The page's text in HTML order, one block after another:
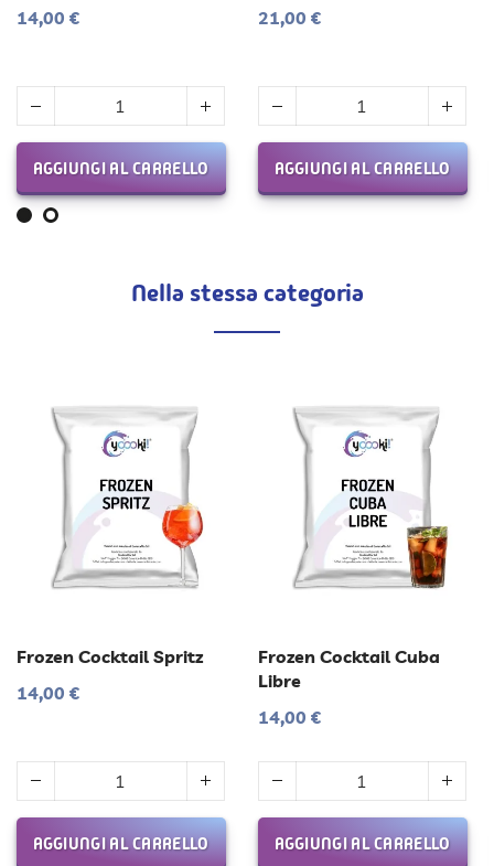
14,00 €
AGGIUNGI AL CARRELLO
21,00 €
AGGIUNGI AL CARRELLO
Nella stessa categoria
Frozen Cocktail Spritz
14,00 €
AGGIUNGI AL CARRELLO
Frozen Cocktail Cuba
Libre
14,00 €
AGGIUNGI AL CARRELLO